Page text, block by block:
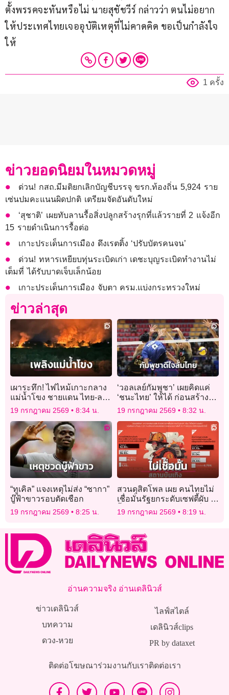
ตั้งพรรคจะทันหรือไม่ นายสุชัชวีร์ กล่าวว่า ตนไม่อยาก
ให้ประเทศไทยเจออุบัติเหตุที่ไม่คาดคิด ขอเป็นกำลังใจ
ให้
1 ครั้ง
ข่าวยอดนิยมในหมวดหมู่
ด่วน! กสถ.มีมติยกเลิกบัญชีบรรจุ ขรก.ท้องถิ่น 5,924 ราย
เซ่นปมคะแนนผิดปกติ เตรียมจัดอันดับใหม่
‘สุชาติ’ เผยทับลานรื้อสิ่งปลูกสร้างรุกที่แล้วรายที่ 2 แจ้งอีก
15 รายดำเนินการรื้อต่อ
เกาะประเด็นการเมือง ดึงเรตติ้ง ‘ปรับบัตรคนจน’
ด่วน! ทหารเหยียบทุ่นระเบิดเก่า เดชะบุญระเบิดทำงานไม่
เต็มที่ ได้รับบาดเจ็บเล็กน้อย
เกาะประเด็นการเมือง จับตา ครม.แบ่งกระทรวงใหม่
ข่าวล่าสุด
เผาระทึก! ไฟไหม้เกาะกลาง
แม่น้ำโขง ชายแดน ไทย-ลาว
ยาว 2 กิโลเมตร
19 กรกฎาคม 2569 8:34 น.
‘วอลเลย์กัมพูชา’ เผยคิดแค่
‘ชนะไทย’ ให้ได้ ก่อนสร้าง
ประวัติศาสตร์
19 กรกฎาคม 2569 8:32 น.
“ทูเคิล” แจงเหตุไม่ส่ง “ซากา”
บู๊ฟ้าขาวรอบตัดเชือก
19 กรกฎาคม 2569 8:25 น.
สวนดุสิตโพล เผย คนไทยไม่
เชื่อมั่นรัฐยกระดับเซฟตี้ผับ จี้
รื้อระบบป้องกันไฟไหม้ทั่ว
ประเทศ
19 กรกฎาคม 2569 8:19 น.
อ่านความจริง อ่านเดลินิวส์
ข่าวเดลินิวส์
บทความ
ดวง-หวย
ไลฟ์สไตล์
เดลินิวส์clips
PR by dataxet
ติดต่อโฆษณาร่วมงานกับเราติดต่อเรา